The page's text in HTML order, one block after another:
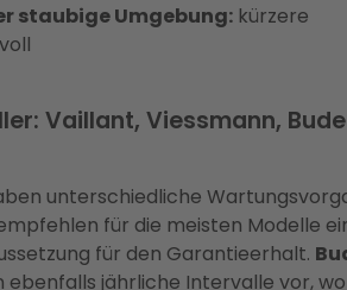
staubige Umgebung: kürzere
Vaillant, Viessmann,
unterschiedliche
für die meisten Modelle
für den Garantieerhalt.
ebenfalls jährliche Intervalle vor,